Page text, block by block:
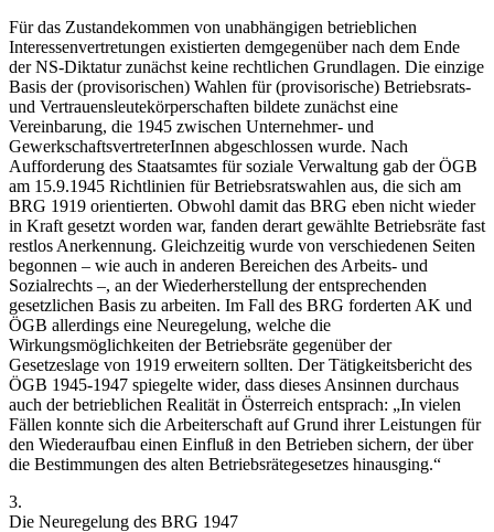
Für das Zustandekommen von unabhängigen betrieblichen
Interessenvertretungen existierten demgegenüber nach dem Ende
der NS-Diktatur zunächst keine rechtlichen Grundlagen. Die einzige
Basis der (provisorischen) Wahlen für (provisorische) Betriebsrats-
und Vertrauensleutekörperschaften bildete zunächst eine
Vereinbarung, die 1945 zwischen Unternehmer- und
GewerkschaftsvertreterInnen abgeschlossen wurde. Nach
Aufforderung des Staatsamtes für soziale Verwaltung gab der ÖGB
am 15.9.1945 Richtlinien für Betriebsratswahlen aus, die sich am
BRG 1919 orientierten. Obwohl damit das BRG eben nicht wieder
in Kraft gesetzt worden war, fanden derart gewählte Betriebsräte fast
restlos Anerkennung. Gleichzeitig wurde von verschiedenen Seiten
begonnen – wie auch in anderen Bereichen des Arbeits- und
Sozialrechts –, an der Wiederherstellung der entsprechenden
gesetzlichen Basis zu arbeiten. Im Fall des BRG forderten AK und
ÖGB allerdings eine Neuregelung, welche die
Wirkungsmöglichkeiten der Betriebsräte gegenüber der
Gesetzeslage von 1919 erweitern sollten. Der Tätigkeitsbericht des
ÖGB 1945-1947 spiegelte wider, dass dieses Ansinnen durchaus
auch der betrieblichen Realität in Österreich entsprach: „In vielen
Fällen konnte sich die Arbeiterschaft auf Grund ihrer Leistungen für
den Wiederaufbau einen Einfluß in den Betrieben sichern, der über
die Bestimmungen des alten Betriebsrätegesetzes hinausging.“
3.
Die Neuregelung des BRG 1947